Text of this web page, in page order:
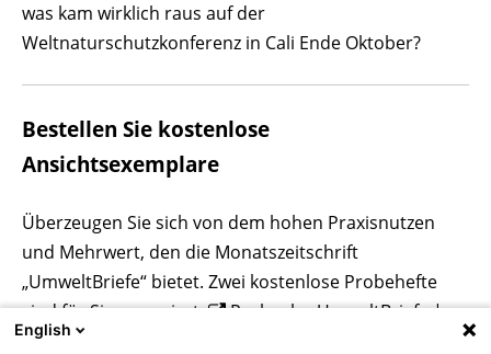
was kam wirklich raus auf der
Weltnaturschutzkonferenz in Cali Ende Oktober?
Bestellen Sie kostenlose
Ansichtsexemplare
Überzeugen Sie sich von dem hohen Praxisnutzen
und Mehrwert, den die Monatszeitschrift
„UmweltBriefe“ bietet. Zwei kostenlose Probehefte
sind für Sie reserviert:
Probeabo UmweltBriefe |
WALHALLA Fachverlag
English